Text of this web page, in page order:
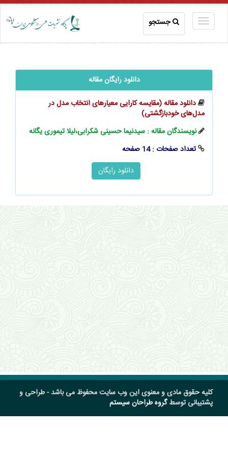
جستجو
دانلود رایگان مقاله
دانلود مقاله (مقایسه کارایی معیارهای انتخاب مدل در
مدل‌های خودبازگشتی)
نویسندگان مقاله : سیدنیما حسینی شکرابی،لیلا تیموری یگانه
تعداد صفحات : 14 صفحه
کلیه حقوق مادی و معنوی این وب سایت محفوظ می باشد - طراحی و
پشتیبانی توسطگروه طراحان سیستم